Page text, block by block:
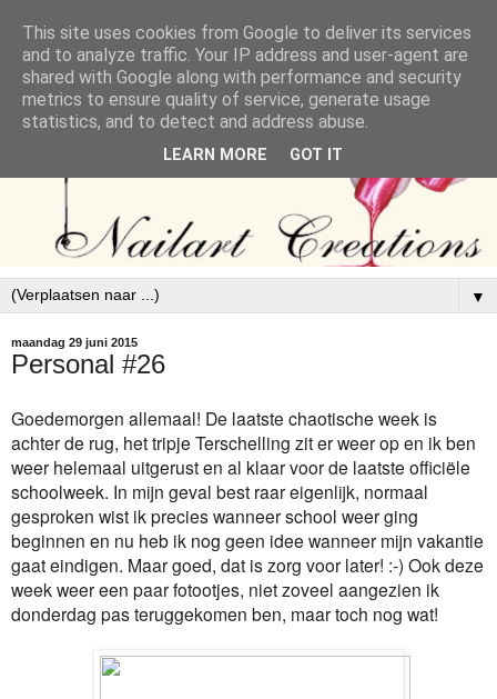
▼
maandag 29 juni 2015
Personal #26
Goedemorgen allemaal! De laatste chaotische week is
achter de rug, het tripje Terschelling zit er weer op en ik ben
weer helemaal uitgerust en al klaar voor de laatste officiële
schoolweek. In mijn geval best raar eigenlijk, normaal
gesproken wist ik precies wanneer school weer ging
beginnen en nu heb ik nog geen idee wanneer mijn vakantie
gaat eindigen. Maar goed, dat is zorg voor later! :-) Ook deze
week weer een paar fotootjes, niet zoveel aangezien ik
donderdag pas teruggekomen ben, maar toch nog wat!
This site uses cookies from Google to deliver its services
and to analyze traffic. Your IP address and user-agent are
shared with Google along with performance and security
metrics to ensure quality of service, generate usage
statistics, and to detect and address abuse.
LEARN MORE GOT IT